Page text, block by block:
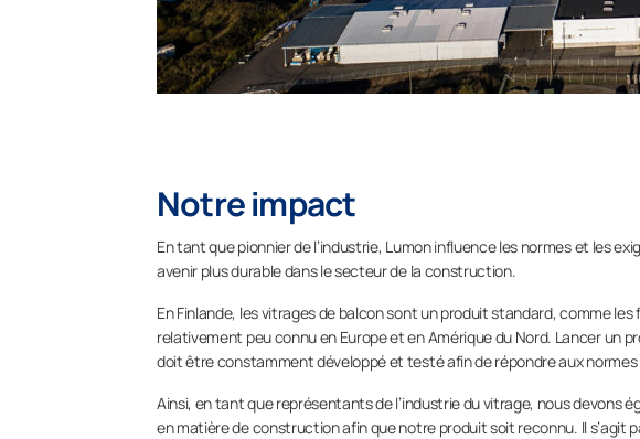
Notre impact
En tant que pionnier de l’industrie, Lumon influence les normes et les
avenir plus durable dans le secteur de la construction.
En Finlande, les vitrages de balcon sont un produit standard, comme
relativement peu connu en Europe et en Amérique du Nord. Lancer un
doit être constamment développé et testé afin de répondre aux
Ainsi, en tant que représentants de l’industrie du vitrage, nous
en matière de construction afin que notre produit soit reconnu. Il s’agit